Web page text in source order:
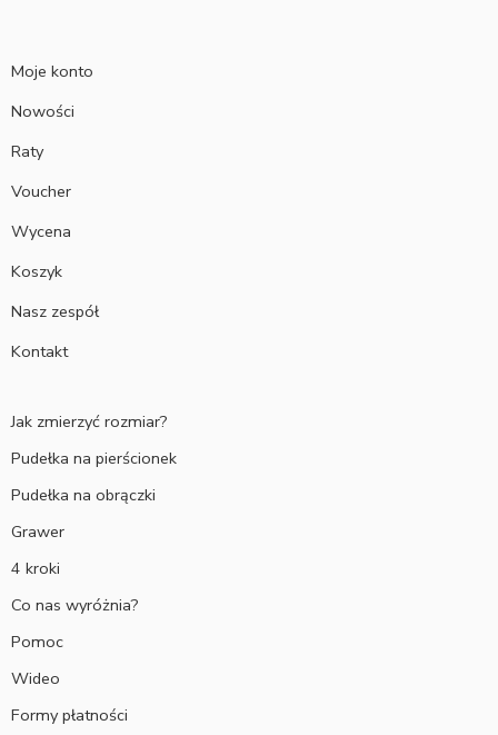
Moje konto
Nowości
Raty
Voucher
Wycena
Koszyk
Nasz zespół
Kontakt
Jak zmierzyć rozmiar?
Pudełka na pierścionek
Pudełka na obrączki
Grawer
4 kroki
Co nas wyróżnia?
Pomoc
Wideo
Formy płatności